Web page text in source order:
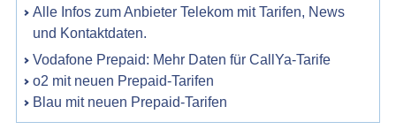
Alle Infos zum Anbieter Telekom mit Tarifen, News
und Kontaktdaten.
Vodafone Prepaid: Mehr Daten für CallYa-Tarife
o2 mit neuen Prepaid-Tarifen
Blau mit neuen Prepaid-Tarifen